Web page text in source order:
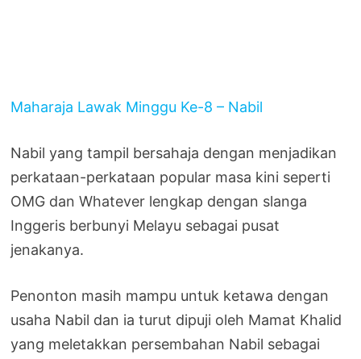
Maharaja Lawak Minggu Ke-8 – Nabil
Nabil yang tampil bersahaja dengan menjadikan
perkataan-perkataan popular masa kini seperti
OMG dan Whatever lengkap dengan slanga
Inggeris berbunyi Melayu sebagai pusat
jenakanya.
Penonton masih mampu untuk ketawa dengan
usaha Nabil dan ia turut dipuji oleh Mamat Khalid
yang meletakkan persembahan Nabil sebagai